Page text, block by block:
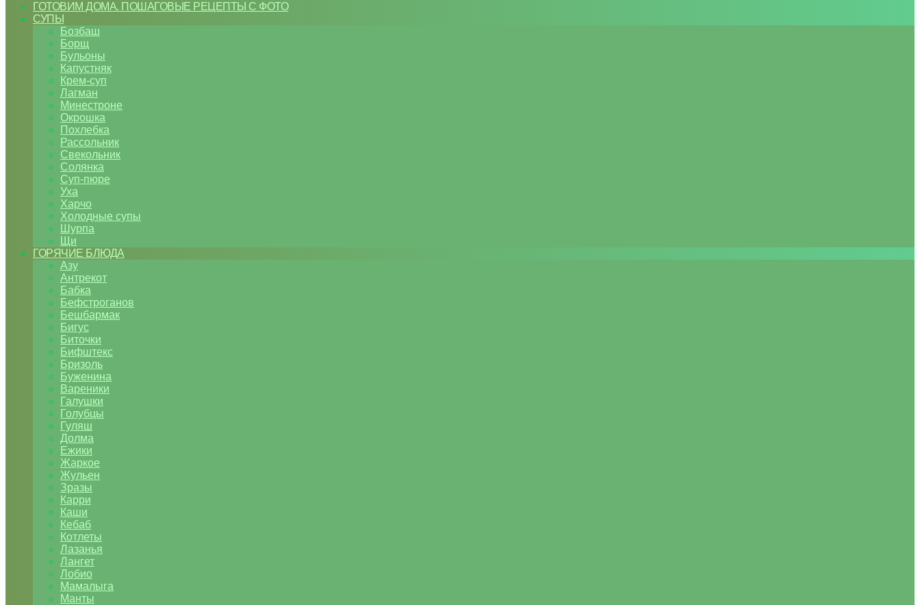
ГОТОВИМ ДОМА. ПОШАГОВЫЕ РЕЦЕПТЫ С ФОТО
СУПЫ
Бозбаш
Борщ
Бульоны
Капустняк
Крем-суп
Лагман
Минестроне
Окрошка
Похлебка
Рассольник
Свекольник
Солянка
Суп-пюре
Уха
Харчо
Холодные супы
Шурпа
Щи
ГОРЯЧИЕ БЛЮДА
Азу
Антрекот
Бабка
Бефстроганов
Бешбармак
Бигус
Биточки
Бифштекс
Бризоль
Буженина
Вареники
Галушки
Голубцы
Гуляш
Долма
Ежики
Жаркое
Жульен
Зразы
Карри
Каши
Кебаб
Котлеты
Лазанья
Лангет
Лобио
Мамалыга
Манты